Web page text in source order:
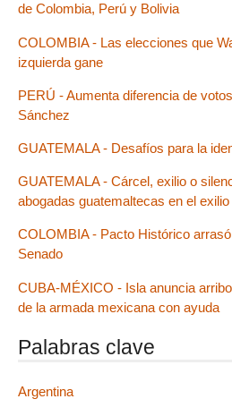
de Colombia, Perú y Bolivia
COLOMBIA - Las elecciones que
izquierda gane
PERÚ - Aumenta diferencia de
Sánchez
GUATEMALA - Desafíos para la
GUATEMALA - Cárcel, exilio o
abogadas guatemaltecas en el exilio
COLOMBIA - Pacto Histórico
Senado
CUBA-MÉXICO - Isla anuncia
de la armada mexicana con ayuda
Palabras clave
Argentina